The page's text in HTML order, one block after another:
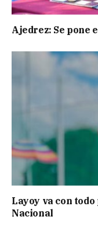
Ajedrez: Se pone
Layoy va con
Nacional